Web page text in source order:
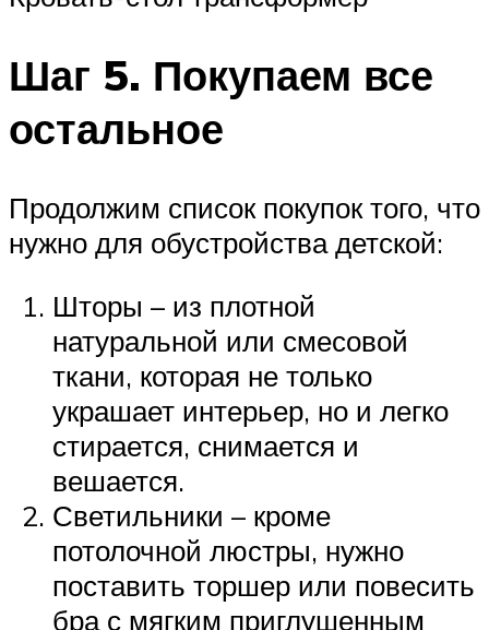
Шаг 5. Покупаем все
остальное
Продолжим список покупок того, что
нужно для обустройства детской:
Шторы – из плотной
натуральной или смесовой
ткани, которая не только
украшает интерьер, но и легко
стирается, снимается и
вешается.
Светильники – кроме
потолочной люстры, нужно
поставить торшер или повесить
бра с мягким приглушенным